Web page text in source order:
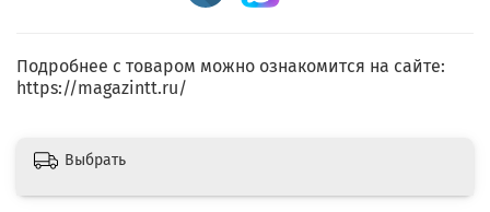
Подробнее с товаром можно ознакомится на сайте:
https://magazintt.ru/
Выбрать